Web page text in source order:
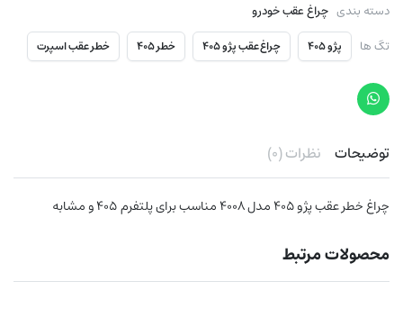
دسته بندی چراغ عقب خودرو
تگ ها
پژو ۴۰۵ چراغ عقب پژو ۴۰۵ خطر ۴۰۵ خطر عقب اسپرت
توضیحات نظرات (۰)
چراغ خطر عقب پژو ۴۰۵ مدل ۴۰۰۸ مناسب برای پلتفرم ۴۰۵ و مشابه
محصولات مرتبط